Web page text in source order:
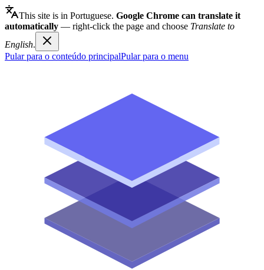
This site is in Portuguese. Google Chrome can translate it
automatically — right-click the page and choose Translate to
English.
Pular para o conteúdo principalPular para o menu